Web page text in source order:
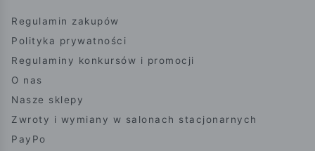
Regulamin zakupów
Polityka prywatności
Regulaminy konkursów i promocji
O nas
Nasze sklepy
Zwroty i wymiany w salonach stacjonarnych
PayPo